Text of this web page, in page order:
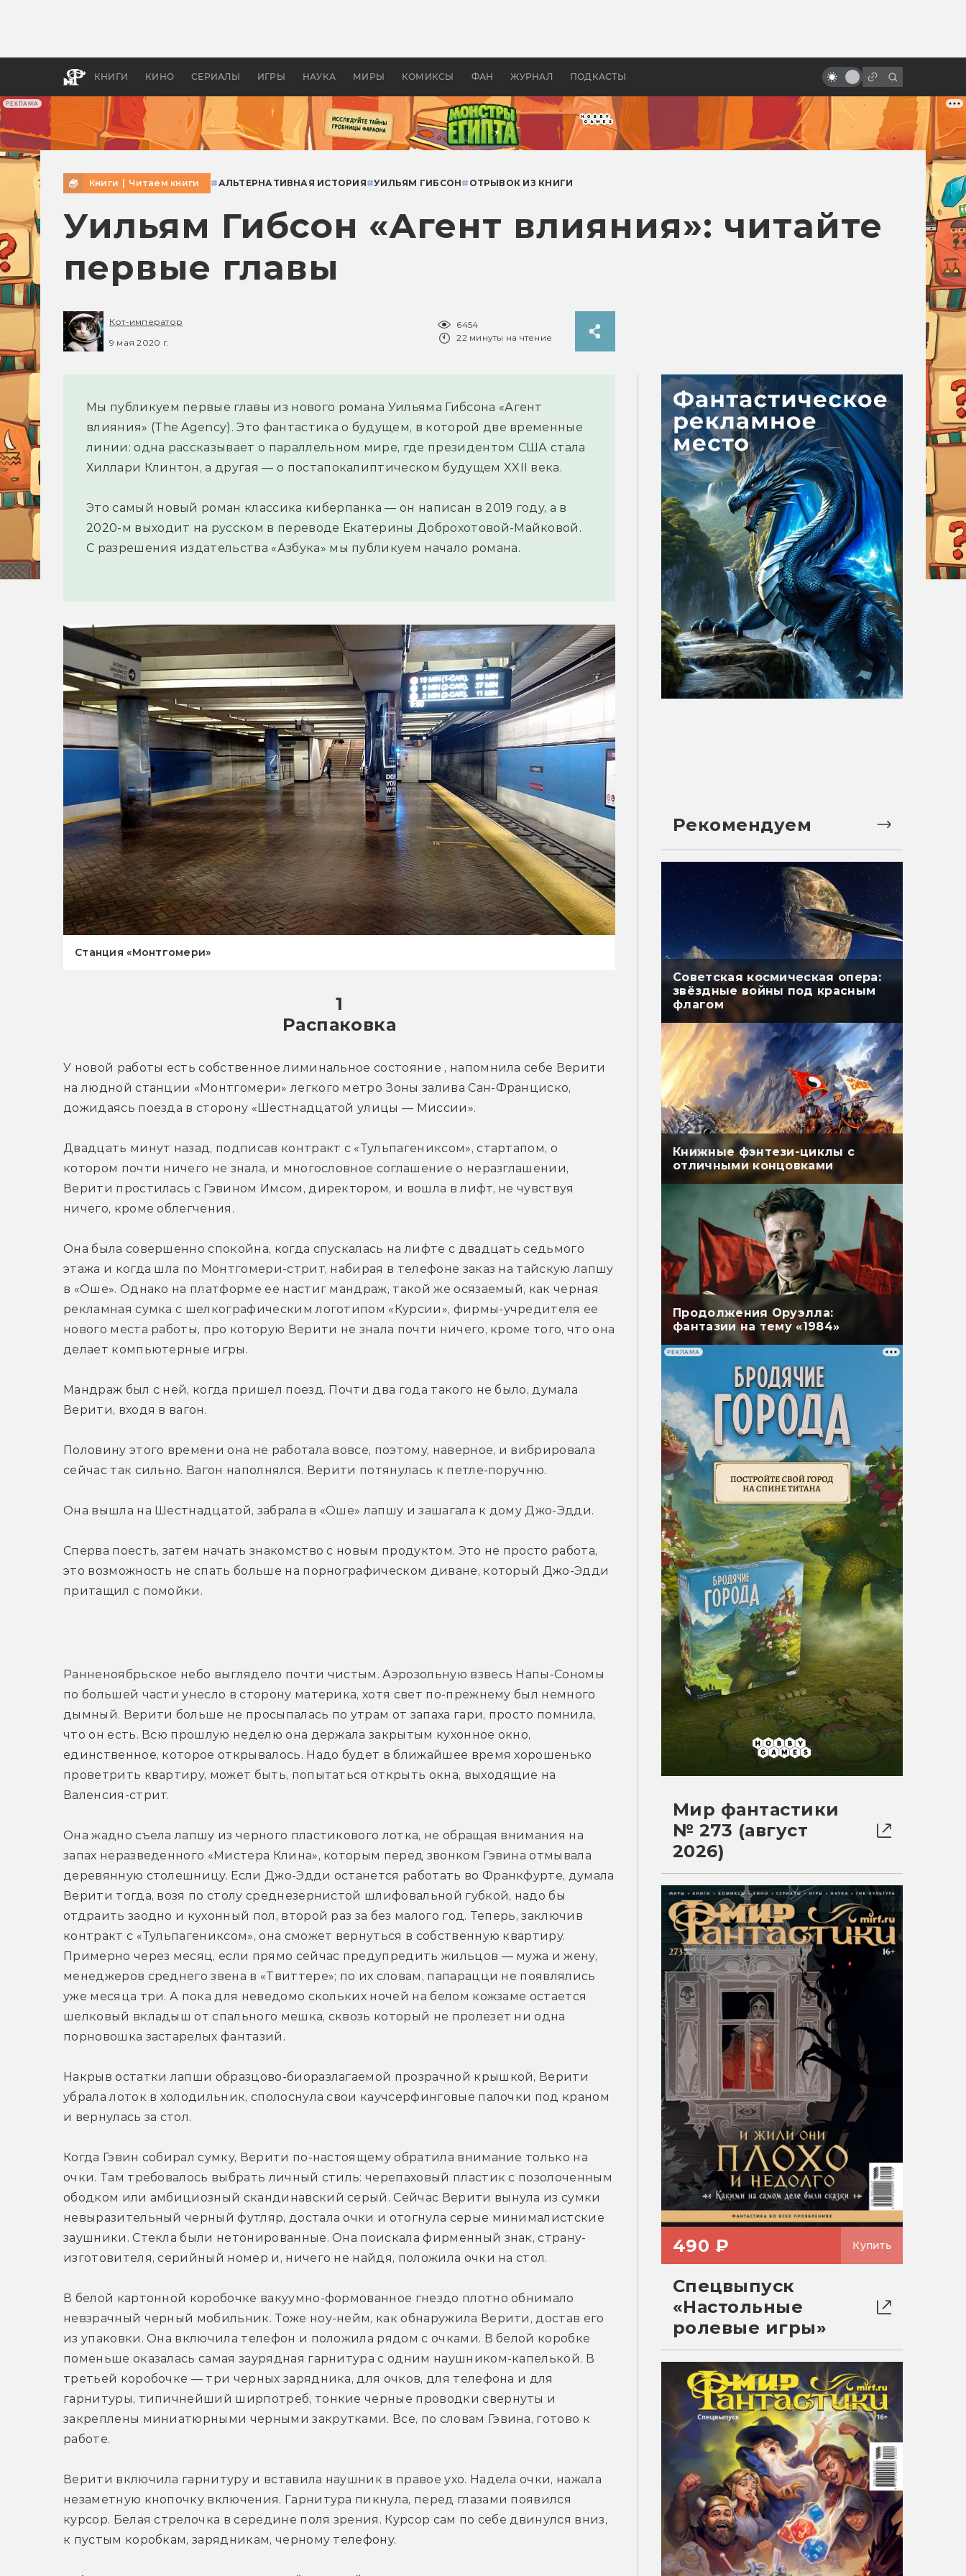
РЕКЛАМА
КНИГИ КИНО СЕРИАЛЫ ИГРЫ НАУКА МИРЫ КОМИКСЫ ФАН ЖУРНАЛ ПОДКАСТЫ
апокалипсис, в России —
бы «Властелина колец»
Голливуде
Книги Читаем книги #АЛЬТЕРНАТИВНАЯ ИСТОРИЯ#УИЛЬЯМ ГИБСОН# ОТРЫВОК ИЗ КНИГИ
Уильям Гибсон «Агент влияния»: читайте
первые главы
Кот-император
9 мая 2020 г.
6454
22 минуты на чтение
Мы публикуем первые главы из нового романа Уильяма Гибсона «Агент
влияния» (The Agency). Это фантастика о будущем, в которой две временные
линии: одна рассказывает о параллельном мире, где президентом США стала
Хиллари Клинтон, а другая — о постапокалиптическом будущем XXII века.
Это самый новый роман классика киберпанка — он написан в 2019 году, а в
2020-м выходит на русском в переводе Екатерины Доброхотовой-Майковой.
С разрешения издательства «Азбука» мы публикуем начало романа.
Станция «Монтгомери»
1
Распаковка
У новой работы есть собственное лиминальное состояние , напомнила себе Верити
на людной станции «Монтгомери» легкого метро Зоны залива Сан-Франциско,
дожидаясь поезда в сторону «Шестнадцатой улицы — Миссии».
Двадцать минут назад, подписав контракт с «Тульпагениксом», стартапом, о
котором почти ничего не знала, и многословное соглашение о неразглашении,
Верити простилась с Гэвином Имсом, директором, и вошла в лифт, не чувствуя
ничего, кроме облегчения.
Она была совершенно спокойна, когда спускалась на лифте с двадцать седьмого
этажа и когда шла по Монтгомери-стрит, набирая в телефоне заказ на тайскую лапшу
в «Оше». Однако на платформе ее настиг мандраж, такой же осязаемый, как черная
рекламная сумка с шелкографическим логотипом «Курсии», фирмы-учредителя ее
нового места работы, про которую Верити не знала почти ничего, кроме того, что она
делает компьютерные игры.
Мандраж был с ней, когда пришел поезд. Почти два года такого не было, думала
Верити, входя в вагон.
Половину этого времени она не работала вовсе, поэтому, наверное, и вибрировала
сейчас так сильно. Вагон наполнялся. Верити потянулась к петле-поручню.
Она вышла на Шестнадцатой, забрала в «Оше» лапшу и зашагала к дому Джо-Эдди.
Сперва поесть, затем начать знакомство с новым продуктом. Это не просто работа,
это возможность не спать больше на порнографическом диване, который Джо-Эдди
притащил с помойки.
Ранненоябрьское небо выглядело почти чистым. Аэрозольную взвесь Напы-Сономы
по большей части унесло в сторону материка, хотя свет по-прежнему был немного
дымный. Верити больше не просыпалась по утрам от запаха гари, просто помнила,
что он есть. Всю прошлую неделю она держала закрытым кухонное окно,
единственное, которое открывалось. Надо будет в ближайшее время хорошенько
проветрить квартиру, может быть, попытаться открыть окна, выходящие на
Валенсия-стрит.
Она жадно съела лапшу из черного пластикового лотка, не обращая внимания на
запах неразведенного «Мистера Клина», которым перед звонком Гэвина отмывала
деревянную столешницу. Если Джо-Эдди останется работать во Франкфурте, думала
Верити тогда, возя по столу среднезернистой шлифовальной губкой, надо бы
отдраить заодно и кухонный пол, второй раз за без малого год. Теперь, заключив
контракт с «Тульпагениксом», она сможет вернуться в собственную квартиру.
Примерно через месяц, если прямо сейчас предупредить жильцов — мужа и жену,
менеджеров среднего звена в «Твиттере»; по их словам, папарацци не появлялись
уже месяца три. А пока для неведомо скольких ночей на белом кожзаме остается
шелковый вкладыш от спального мешка, сквозь который не пролезет ни одна
порновошка застарелых фантазий.
Накрыв остатки лапши образцово-биоразлагаемой прозрачной крышкой, Верити
убрала лоток в холодильник, сполоснула свои каучсерфинговые палочки под краном
и вернулась за стол.
Когда Гэвин собирал сумку, Верити по-настоящему обратила внимание только на
очки. Там требовалось выбрать личный стиль: черепаховый пластик с позолоченным
ободком или амбициозный скандинавский серый. Сейчас Верити вынула из сумки
невыразительный черный футляр, достала очки и отогнула серые минималистские
заушники. Стекла были нетонированные. Она поискала фирменный знак, страну-
изготовителя, серийный номер и, ничего не найдя, положила очки на стол.
В белой картонной коробочке вакуумно-формованное гнездо плотно обнимало
невзрачный черный мобильник. Тоже ноу-нейм, как обнаружила Верити, достав его
из упаковки. Она включила телефон и положила рядом с очками. В белой коробке
поменьше оказалась самая заурядная гарнитура с одним наушником-капелькой. В
третьей коробочке — три черных зарядника, для очков, для телефона и для
гарнитуры, типичнейший ширпотреб, тонкие черные проводки свернуты и
закреплены миниатюрными черными закрутками. Все, по словам Гэвина, готово к
работе.
Верити включила гарнитуру и вставила наушник в правое ухо. Надела очки, нажала
незаметную кнопочку включения. Гарнитура пикнула, перед глазами появился
курсор. Белая стрелочка в середине поля зрения. Курсор сам по себе двинулся вниз,
к пустым коробкам, зарядникам, черному телефону.
Рекомендуем
Советская космическая опера:
звёздные войны под красным
флагом
Книжные фэнтези-циклы с
отличными концовками
Продолжения Оруэлла:
фантазии на тему «1984»
РЕКЛАМА
Мир фантастики
№ 273 (август
2026)
490 ₽ Купить
Спецвыпуск
«Настольные
ролевые игры»